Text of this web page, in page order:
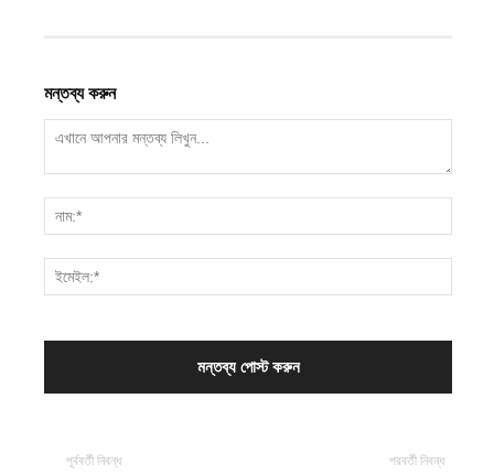
মন্তব্য করুন
পূর্ববর্তী নিবন্ধ পরবর্তী নিবন্ধ